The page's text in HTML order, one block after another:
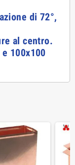
di 72°,
al centro.
100x100